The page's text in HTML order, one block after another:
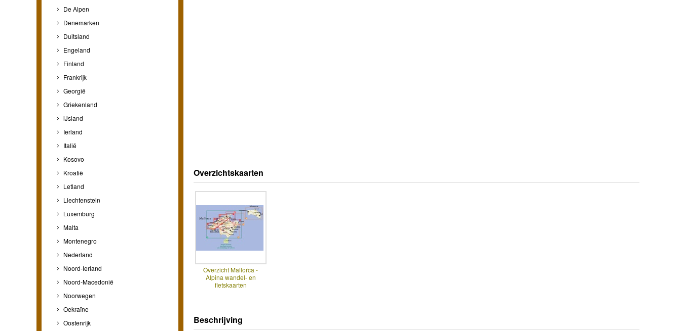
De Alpen
Denemarken
Duitsland
Engeland
Finland
Frankrijk
Georgië
Griekenland
IJsland
Ierland
Italië
Kosovo
Kroatië
Letland
Liechtenstein
Luxemburg
Malta
Montenegro
Nederland
Noord-Ierland
Noord-Macedonië
Noorwegen
Oekraïne
Oostenrijk
Overzichtskaarten
Overzicht Mallorca -
Alpina wandel- en
fietskaarten
Beschrijving